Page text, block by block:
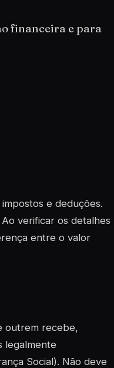
financeira e para
e deduções.
verificar os detalhes
entre o valor
outrem recebe,
legalmente
Social). Não deve